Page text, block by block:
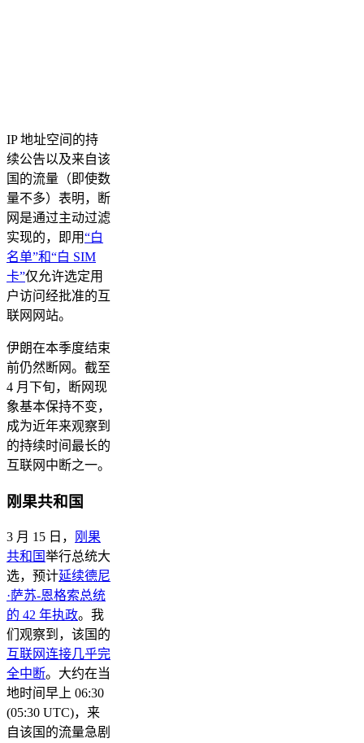
IP 地址空间的持
续公告以及来自该
国的流量（即使数
量不多）表明，断
网是通过主动过滤
实现的，即用“白
名单”和“白 SIM
卡”仅允许选定用
户访问经批准的互
联网网站。
伊朗在本季度结束
前仍然断网。截至
4 月下旬，断网现
象基本保持不变，
成为近年来观察到
的持续时间最长的
互联网中断之一。
刚果共和国
3 月 15 日，
刚果
共和国举行总统大
选，预计延续德尼
·萨苏-恩格索总统
的 42 年执政。我
们观察到，该国的
互联网连接几乎完
全中断。大约在当
地时间早上 06:30
(05:30 UTC)，来
自该国的流量急剧